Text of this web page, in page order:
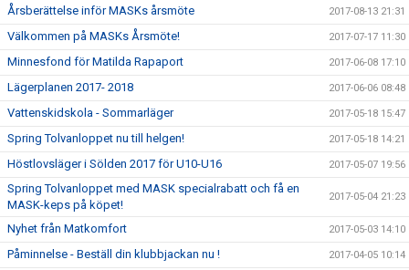
Årsberättelse inför MASKs årsmöte 2017-08-13 21:31
Välkommen på MASKs Årsmöte! 2017-07-17 11:30
Minnesfond för Matilda Rapaport 2017-06-08 17:10
Lägerplanen 2017- 2018 2017-06-06 08:48
Vattenskidskola - Sommarläger 2017-05-18 15:47
Spring Tolvanloppet nu till helgen! 2017-05-18 14:21
Höstlovsläger i Sölden 2017 för U10-U16 2017-05-07 19:56
Spring Tolvanloppet med MASK specialrabatt och få en
MASK-keps på köpet!
2017-05-04 21:23
Nyhet från Matkomfort 2017-05-03 14:10
Påminnelse - Beställ din klubbjackan nu ! 2017-04-05 10:14